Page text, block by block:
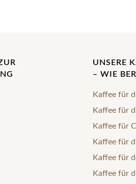
UNSERE
– WIE
Kaffee für
Kaffee für
Kaffee für
Kaffee für
Kaffee für
Kaffee für